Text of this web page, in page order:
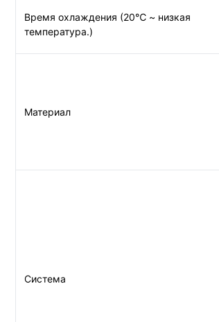
Время охлаждения (20℃ ~ низкая
температура.)
Материал
Система